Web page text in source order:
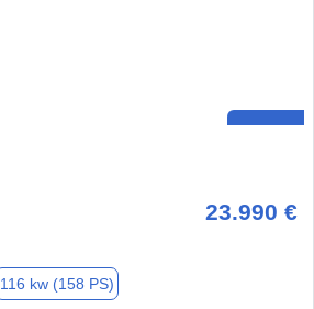
23.990 €
116 kw (158 PS)